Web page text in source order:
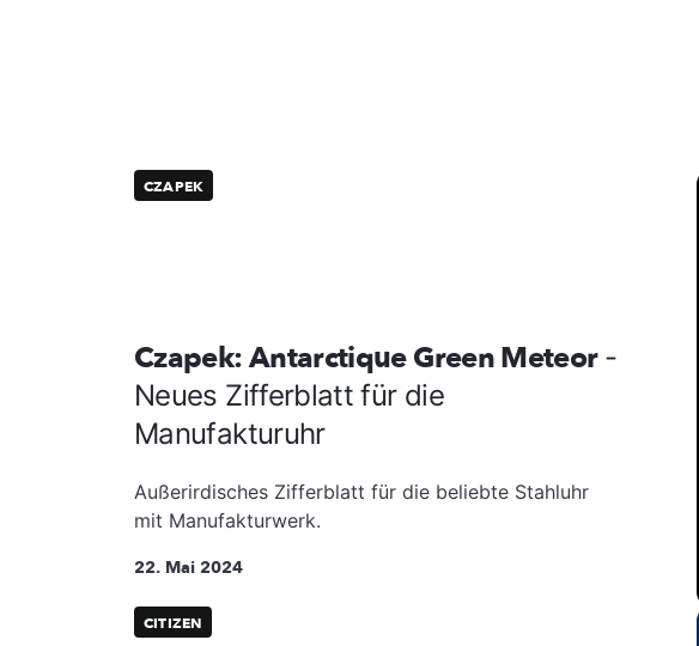
CZAPEK
Czapek: Antarctique Green Meteor -
Neues Zifferblatt für die
Manufakturuhr
Außerirdisches Zifferblatt für die beliebte Stahluhr
mit Manufakturwerk.
22. Mai 2024
CITIZEN